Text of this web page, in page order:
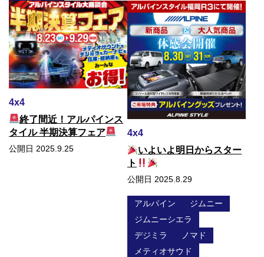
4x4
終了間近！アルパインス
タイル 半期決算フェア
公開日 2025.9.25
4x4
いよいよ明日からスター
ト
公開日 2025.8.29
アルパイン
ジムニー
ジムニーシエラ
デジミラ
ノマド
メティオサウド